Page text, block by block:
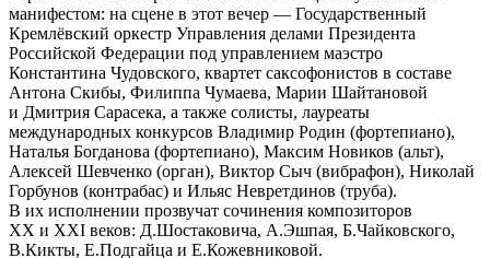
манифестом: на сцене в этот вечер — Государственный
Кремлёвский оркестр Управления делами Президента
Российской Федерации под управлением маэстро
Константина Чудовского, квартет саксофонистов в составе
Антона Скибы, Филиппа Чумаева, Марии Шайтановой
и Дмитрия Сарасека, а также солисты, лауреаты
международных конкурсов Владимир Родин (фортепиано),
Наталья Богданова (фортепиано), Максим Новиков (альт),
Алексей Шевченко (орган), Виктор Сыч (вибрафон), Николай
Горбунов (контрабас) и Ильяс Невретдинов (труба).
В их исполнении прозвучат сочинения композиторов
XX и XXI веков: Д.Шостаковича, А.Эшпая, Б.Чайковского,
В.Кикты, Е.Подгайца и Е.Кожевниковой.